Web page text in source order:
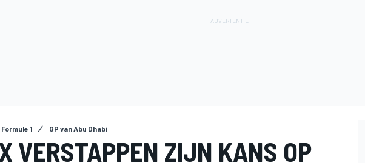
Formule 1 GP van Abu Dhabi
VERSTAPPEN ZIJN KANS OP